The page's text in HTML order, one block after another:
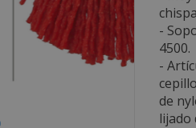
-
4500.
-
de
lijado